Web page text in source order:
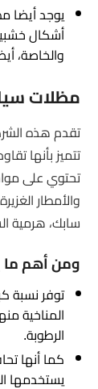
يوجد أيضا
أشكال
والخاصة،
مظلات
تقدم هذه
تتميز بأنها
تحتوي على
والأمطار
سابك، هرمية
ومن أهم ما
توفر نسبة
المناخية
الرطوبة.
كما أنها
يستخدمها